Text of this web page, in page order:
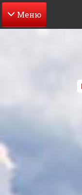
Перейти